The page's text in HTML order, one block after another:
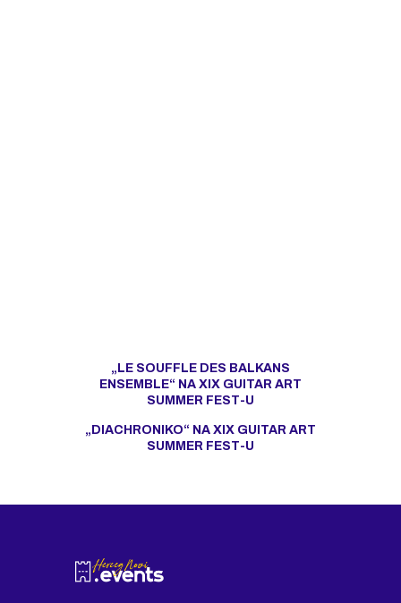
„LE SOUFFLE DES BALKANS
ENSEMBLE“ NA XIX GUITAR ART
SUMMER FEST-U
„DIACHRONIKO“ NA XIX GUITAR ART
SUMMER FEST-U